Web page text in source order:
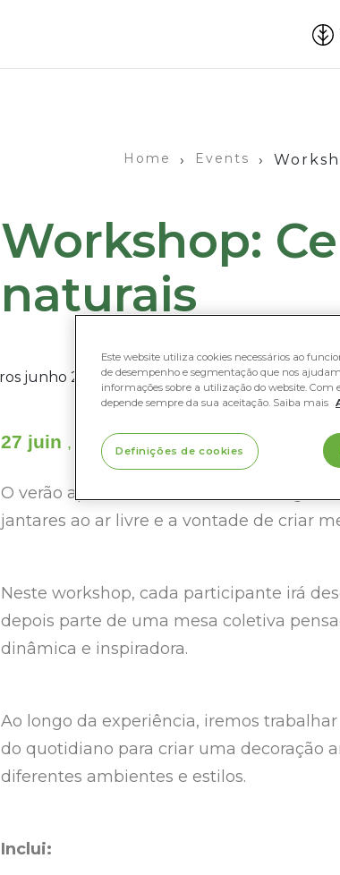
Home › Events ›
Workshop:
naturais
27 juin 10:00
O verão aproxima-se e, com ele, chegam
jantares ao ar livre e a vontade de criar
Neste workshop, cada participante irá
depois parte de uma mesa coletiva
dinâmica e inspiradora.
Ao longo da experiência, iremos
do quotidiano para criar uma decoração
diferentes ambientes e estilos.
Inclui:
Este website utiliza cookies necessários ao
de desempenho e segmentação que nos
informações sobre a utilização do website. Com
depende sempre da sua aceitação. Saiba mais
Definições de cookies